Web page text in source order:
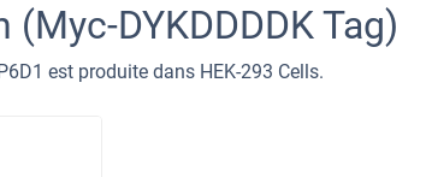
DYKDDDDK Tag)
est produite dans HEK-293 Cells.